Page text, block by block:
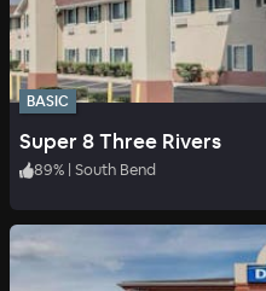
BASIC
Super 8 Three Rivers
89% | South Bend